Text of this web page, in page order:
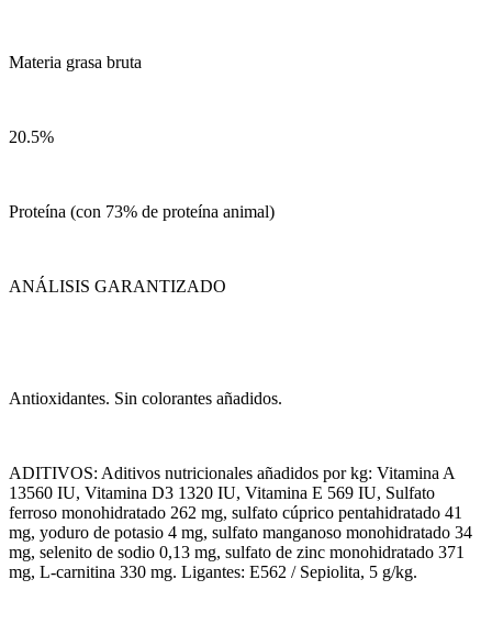
Materia grasa bruta
20.5%
Proteína (con 73% de proteína animal)
ANÁLISIS GARANTIZADO
Antioxidantes. Sin colorantes añadidos.
ADITIVOS: Aditivos nutricionales añadidos por kg: Vitamina A
13560 IU, Vitamina D3 1320 IU, Vitamina E 569 IU, Sulfato
ferroso monohidratado 262 mg, sulfato cúprico pentahidratado 41
mg, yoduro de potasio 4 mg, sulfato manganoso monohidratado 34
mg, selenito de sodio 0,13 mg, sulfato de zinc monohidratado 371
mg, L-carnitina 330 mg. Ligantes: E562 / Sepiolita, 5 g/kg.